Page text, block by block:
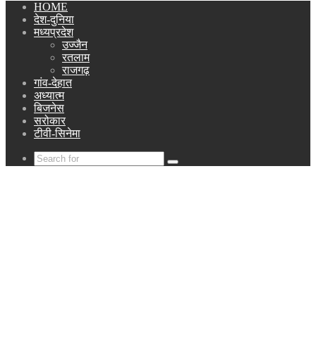
HOME
देश-दुनिया
मध्यप्रदेश
उज्जैन
रतलाम
राजगढ़
गांव-देहात
अध्यात्म
बिजनेस
सरोकार
टीवी-सिनेमा
Search